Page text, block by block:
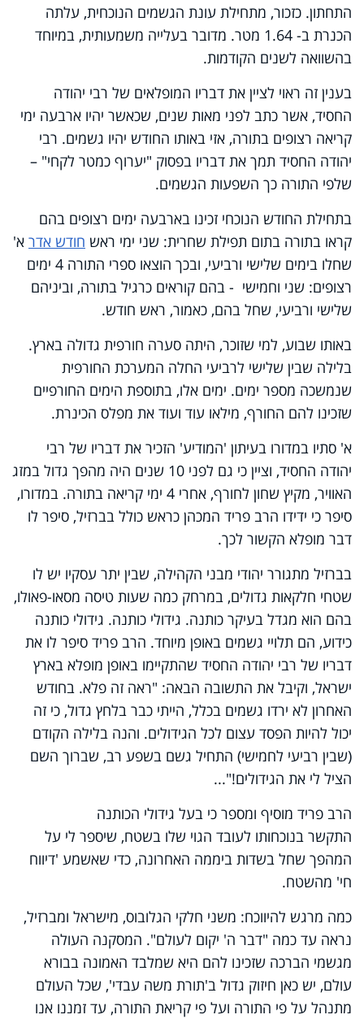
התחתון. כזכור, מתחילת עונת הגשמים הנוכחית, עלתה
הכנרת ב- 1.64 מטר. מדובר בעלייה משמעותית, במיוחד
בהשוואה לשנים הקודמות.
בענין זה ראוי לציין את דבריו המופלאים של רבי יהודה
החסיד, אשר כתב לפני מאות שנים, שכאשר יהיו ארבעה ימי
קריאה רצופים בתורה, אזי באותו החודש יהיו גשמים. רבי
יהודה החסיד תמך את דבריו בפסוק "יערוף כמטר לקחי" –
שלפי התורה כך השפעות הגשמים.
בתחילת החודש הנוכחי זכינו בארבעה ימים רצופים בהם
קראו בתורה בתום תפילת שחרית: שני ימי ראש חודש אדר א'
שחלו בימים שלישי ורביעי, ובכך הוצאו ספרי התורה 4 ימים
רצופים: שני וחמישי - בהם קוראים כרגיל בתורה, וביניהם
שלישי ורביעי, שחל בהם, כאמור, ראש חודש.
באותו שבוע, למי שזוכר, היתה סערה חורפית גדולה בארץ.
בלילה שבין שלישי לרביעי החלה המערכת החורפית
שנמשכה מספר ימים. ימים אלו, בתוספת הימים החורפיים
שזכינו להם החורף, מילאו עוד ועוד את מפלס הכינרת.
א' סתיו במדורו בעיתון 'המודיע' הזכיר את דבריו של רבי
יהודה החסיד, וציין כי גם לפני 10 שנים היה מהפך גדול במזג
האוויר, מקיץ שחון לחורף, אחרי 4 ימי קריאה בתורה. במדורו,
סיפר כי ידידו הרב פריד המכהן כראש כולל בברזיל, סיפר לו
דבר מופלא הקשור לכך.
בברזיל מתגורר יהודי מבני הקהילה, שבין יתר עסקיו יש לו
שטחי חלקאות גדולים, במרחק כמה שעות טיסה מסאו-פאולו,
בהם הוא מגדל בעיקר כותנה. גידולי כותנה. גידולי כותנה
כידוע, הם תלויי גשמים באופן מיוחד. הרב פריד סיפר לו את
דבריו של רבי יהודה החסיד שהתקיימו באופן מופלא בארץ
ישראל, וקיבל את התשובה הבאה: "ראה זה פלא. בחודש
האחרון לא ירדו גשמים בכלל, הייתי כבר בלחץ גדול, כי זה
יכול להיות הפסד עצום לכל הגידולים. והנה בלילה הקודם
(שבין רביעי לחמישי) התחיל גשם בשפע רב, שברוך השם
הציל לי את הגידולים!"...
הרב פריד מוסיף ומספר כי בעל גידולי הכותנה
התקשר בנוכחותו לעובד הגוי שלו בשטח, שיספר לי על
המהפך שחל בשדות ביממה האחרונה, כדי שאשמע 'דיווח
חי' מהשטח.
כמה מרגש להיווכח: משני חלקי הגלובוס, מישראל ומברזיל,
נראה עד כמה "דבר ה' יקום לעולם". המסקנה העולה
מגשמי הברכה שזכינו להם היא שמלבד האמונה בבורא
עולם, יש כאן חיזוק גדול ב'תורת משה עבדי', שכל העולם
מתנהל על פי התורה ועל פי קריאת התורה, עד זמננו אנו